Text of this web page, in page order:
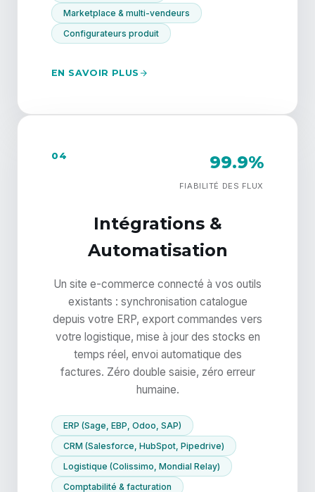
Marketplace & multi-vendeurs
Configurateurs produit
EN SAVOIR PLUS
04 99.9%
FIABILITÉ DES FLUX
Intégrations &
Automatisation
Un site e-commerce connecté à vos outils
existants : synchronisation catalogue
depuis votre ERP, export commandes vers
votre logistique, mise à jour des stocks en
temps réel, envoi automatique des
factures. Zéro double saisie, zéro erreur
humaine.
ERP (Sage, EBP, Odoo, SAP)
CRM (Salesforce, HubSpot, Pipedrive)
Logistique (Colissimo, Mondial Relay)
Comptabilité & facturation